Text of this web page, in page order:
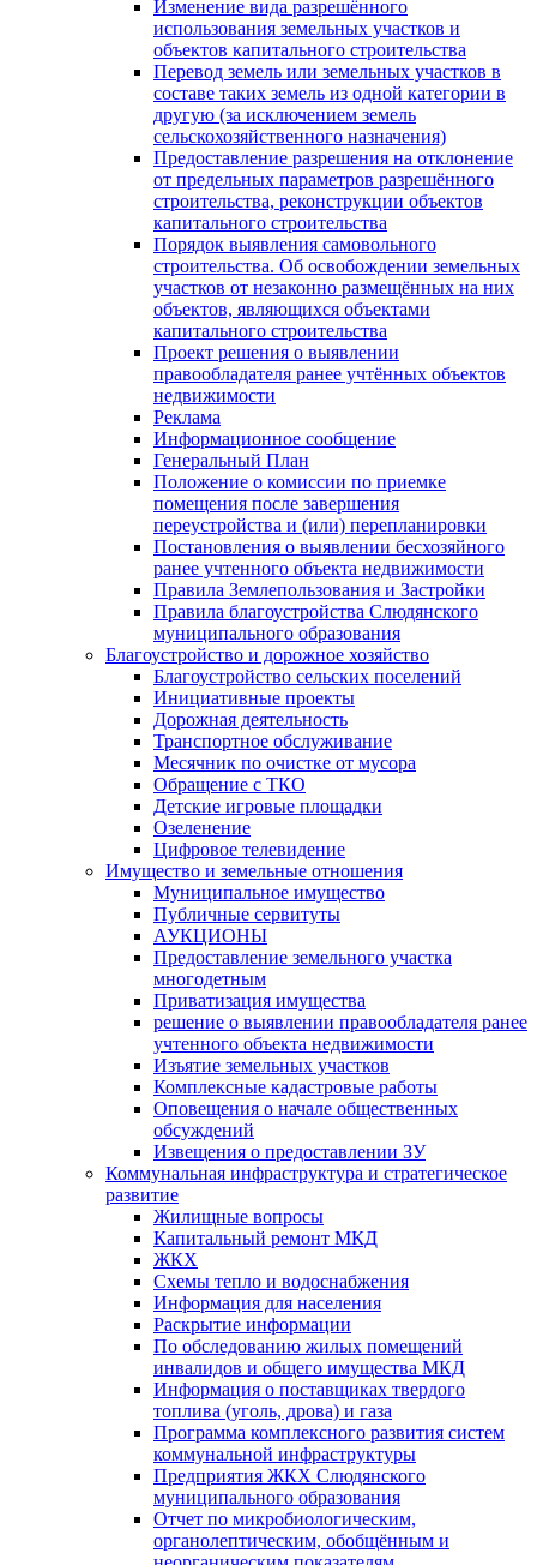
Изменение вида разрешённого
использования земельных участков и
объектов капитального строительства
Перевод земель или земельных участков в
составе таких земель из одной категории в
другую (за исключением земель
сельскохозяйственного назначения)
Предоставление разрешения на отклонение
от предельных параметров разрешённого
строительства, реконструкции объектов
капитального строительства
Порядок выявления самовольного
строительства. Об освобождении земельных
участков от незаконно размещённых на них
объектов, являющихся объектами
капитального строительства
Проект решения о выявлении
правообладателя ранее учтённых объектов
недвижимости
Реклама
Информационное сообщение
Генеральный План
Положение о комиссии по приемке
помещения после завершения
переустройства и (или) перепланировки
Постановления о выявлении бесхозяйного
ранее учтенного объекта недвижимости
Правила Землепользования и Застройки
Правила благоустройства Слюдянского
муниципального образования
Благоустройство и дорожное хозяйство
Благоустройство сельских поселений
Инициативные проекты
Дорожная деятельность
Транспортное обслуживание
Месячник по очистке от мусора
Обращение с ТКО
Детские игровые площадки
Озеленение
Цифровое телевидение
Имущество и земельные отношения
Муниципальное имущество
Публичные сервитуты
АУКЦИОНЫ
Предоставление земельного участка
многодетным
Приватизация имущества
решение о выявлении правообладателя ранее
учтенного объекта недвижимости
Изъятие земельных участков
Комплексные кадастровые работы
Оповещения о начале общественных
обсуждений
Извещения о предоставлении ЗУ
Коммунальная инфраструктура и стратегическое
развитие
Жилищные вопросы
Капитальный ремонт МКД
ЖКХ
Схемы тепло и водоснабжения
Информация для населения
Раскрытие информации
По обследованию жилых помещений
инвалидов и общего имущества МКД
Информация о поставщиках твердого
топлива (уголь, дрова) и газа
Программа комплексного развития систем
коммунальной инфраструктуры
Предприятия ЖКХ Слюдянского
муниципального образования
Отчет по микробиологическим,
органолептическим, обобщённым и